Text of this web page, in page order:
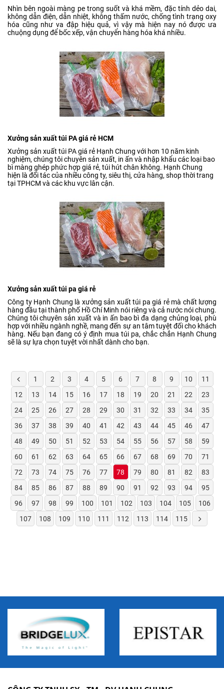
Nhìn bên ngoài màng pe trong suốt và khá mềm, đặc tính dẻo dai,
không dẫn điện, dẫn nhiệt, không thấm nước, chống tình trạng oxy
hóa cũng như va đập hiệu quả, vì vậy mà hiện nay nó được ưa
chuộng dụng để bốc xếp, vận chuyển hàng hóa khá nhiều.
Xưởng sản xuất túi PA giá rẻ HCM
Xưởng sản xuất túi PA giá rẻ Hạnh Chung với hơn 10 năm kinh
nghiệm, chúng tôi chuyên sản xuất, in ấn và nhập khẩu các loại bao
bì màng ghép phức hợp giá rẻ, túi hút chân không. Hạnh Chung
hiện là đối tác của nhiều công ty, siêu thị, cửa hàng, shop thời trang
tại TPHCM và các khu vực lân cận.
Xưởng sản xuất túi pa giá rẻ
Công ty Hạnh Chung là xưởng sản xuất túi pa giá rẻ mà chất lượng
hàng đầu tại thành phố Hồ Chí Minh nói riêng và cả nước nói chung.
Chúng tôi chuyên sản xuất và in ấn bao bì đa dạng chủng loại, phù
hợp với nhiều ngành nghề, mang đến sự an tâm tuyệt đối cho khách
hàng. Nếu bạn đang có ý định mua túi pa, chắc chắn Hạnh Chung
sẽ là sự lựa chọn tuyệt vời nhất dành cho bạn.
1 2 3 4 5 6 7 8 9 10
11
12
13 14 15 16 17 18 19 20 21 22
23
24
25 26 27 28 29 30 31 32 33 34
35
36
37 38 39 40 41 42 43 44 45 46
47
48
49 50 51 52 53 54 55 56 57 58
59
60
61 62 63 64 65 66 67 68 69 70
71
72
73 74 75 76 77 78 79 80 81 82
83
84
85 86 87 88 89 90 91 92 93 94
95
96
97 98 99 100 101 102 103 104 105
106
107
108 109 110 111 112 113 114 115